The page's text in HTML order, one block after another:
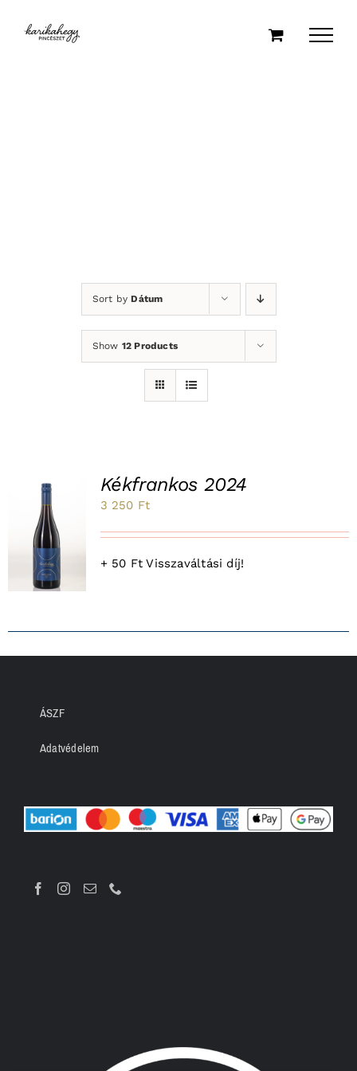
Sort byDátum
Show 12 Products
Kékfrankos 2024
3 250 Ft
+ 50 Ft Visszaváltási díj!
ÁSZF
Adatvédelem